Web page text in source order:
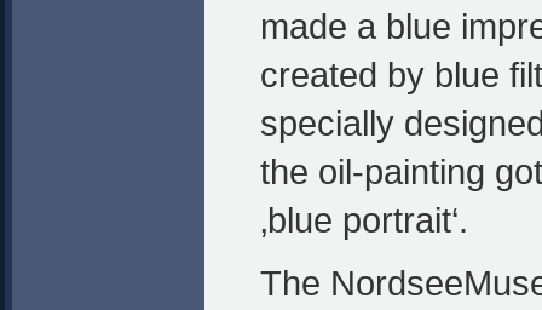
made a blue
created by blue
specially
the oil-painting
‚blue portrait‘.
The